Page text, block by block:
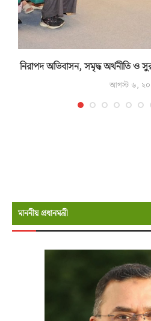
নিরাপদ অভিবাসন, সমৃদ্ধ অর্থনীতি ও
আগস্ট ৬,
মাননীয় প্রধানমন্রী